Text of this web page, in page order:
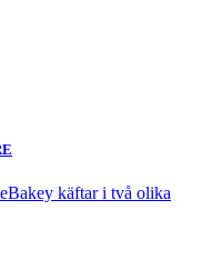
käftar i två olika